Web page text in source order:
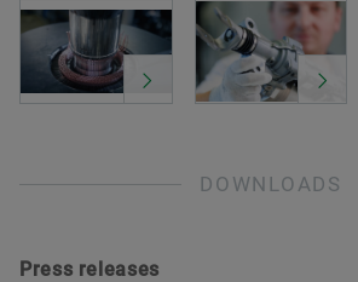
DOWNLOADS
Press releases